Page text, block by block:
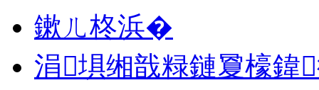
鏉ㄦ柊浜�
涓埧缃戠粶鏈夐檺